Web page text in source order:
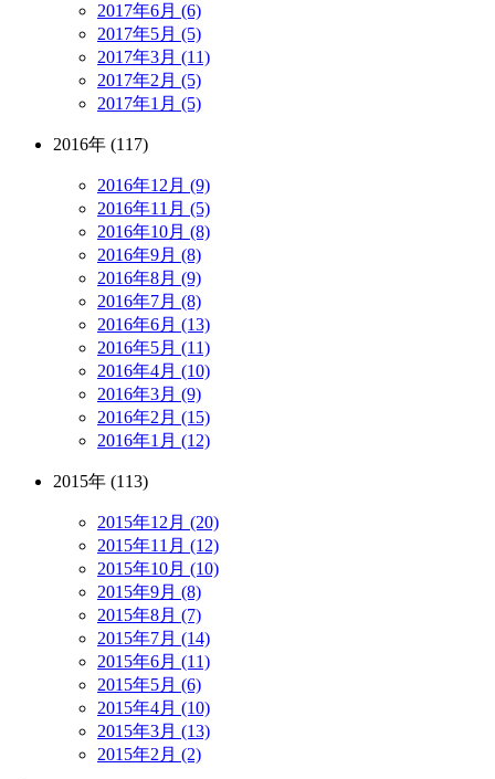
2017年6月 (6)
2017年5月 (5)
2017年3月 (11)
2017年2月 (5)
2017年1月 (5)
2016年 (117)
2016年12月 (9)
2016年11月 (5)
2016年10月 (8)
2016年9月 (8)
2016年8月 (9)
2016年7月 (8)
2016年6月 (13)
2016年5月 (11)
2016年4月 (10)
2016年3月 (9)
2016年2月 (15)
2016年1月 (12)
2015年 (113)
2015年12月 (20)
2015年11月 (12)
2015年10月 (10)
2015年9月 (8)
2015年8月 (7)
2015年7月 (14)
2015年6月 (11)
2015年5月 (6)
2015年4月 (10)
2015年3月 (13)
2015年2月 (2)